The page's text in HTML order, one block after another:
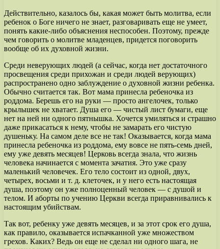
Действительно, казалось бы, какая может быть молитва, если
ребенок о Боге ничего не знает, разговаривать еще не умеет,
понять какие-либо объяснения неспособен. Поэтому, прежде
чем говорить о молитве младенцев, придется поговорить
вообще об их духовной жизни.
Среди неверующих людей (а сейчас, когда нет достаточного
просвещения среди прихожан и среди людей верующих)
распространено одно заблуждение о духовной жизни ребенка.
Обычно считается так. Вот мама принесла ребеночка из
роддома. Берешь его на руки — просто ангелочек, только
крылышек не хватает. Душа его — чистый лист бумаги, еще
нет на ней ни одного пятнышка. Хочется умиляться и страшно
даже прикасаться к нему, чтобы не замарать его чистую
душеньку. На самом деле все не так! Оказывается, когда мама
принесла ребеночка из роддома, ему вовсе не пять-семь дней,
ему уже девять месяцев! Церковь всегда знала, что жизнь
человека начинается с момента зачатия. Это уже сразу
маленький человечек. Его тело состоит из одной, двух,
четырех, восьми и т. д. клеточек, и у него есть настоящая
душа, поэтому он уже полноценный человек — с душой и
телом. И аборты по учению Церкви всегда приравнивались к
настоящим убийствам.
Так вот, ребенку уже девять месяцев, и за этот срок его душа,
как правило, оказывается испачканной уже множеством
грехов. Каких? Ведь он еще не сделал ни одного шага, не